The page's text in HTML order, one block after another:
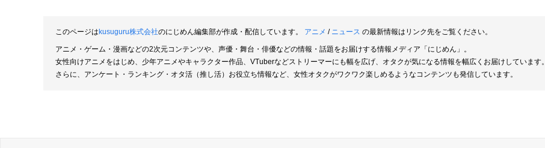
このページは kusuguru株式会社のにじめん編集部が作成・配信しています。 アニメ / ニュース の最新情報はリンク先をご覧ください。
アニメ・ゲーム・漫画などの2次元コンテンツや、声優・舞台・俳優などの情報・話題をお届けする情報メディア「にじめん」。
女性向けアニメをはじめ、少年アニメやキャラクター作品、VTuberなどストリーマーにも幅を広げ、オタクが気になる情報を幅広くお届けしています。
さらに、アンケート・ランキング・オタ活（推し活）お役立ち情報など、女性オタクがワクワク楽しめるようなコンテンツも発信しています。